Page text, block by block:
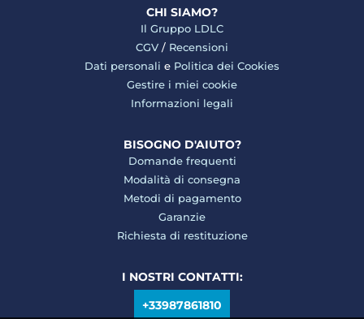
CHI SIAMO?
Il Gruppo LDLC
CGV / Recensioni
Dati personali e Politica dei Cookies
Gestire i miei cookie
Informazioni legali
BISOGNO D'AIUTO?
Domande frequenti
Modalità di consegna
Metodi di pagamento
Garanzie
Richiesta di restituzione
I NOSTRI CONTATTI:
+33987861810